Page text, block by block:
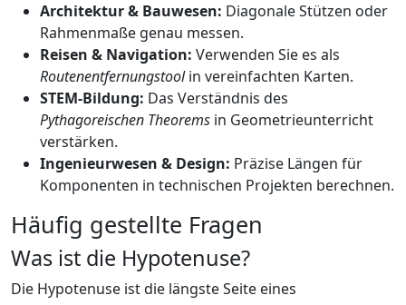
Architektur & Bauwesen: Diagonale Stützen oder
Rahmenmaße genau messen.
Reisen & Navigation: Verwenden Sie es als
Routenentfernungstoolin vereinfachten Karten.
STEM-Bildung: Das Verständnis des
Pythagoreischen Theorems in Geometrieunterricht
verstärken.
Ingenieurwesen & Design: Präzise Längen für
Komponenten in technischen Projekten berechnen.
Häufig gestellte Fragen
Was ist die Hypotenuse?
Die Hypotenuse ist die längste Seite eines